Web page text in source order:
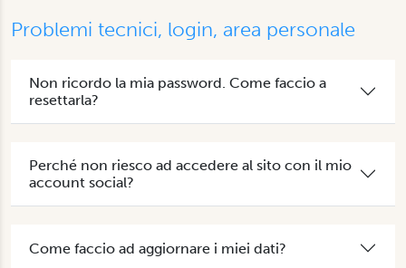
Problemi tecnici, login, area personale
Non ricordo la mia password. Come faccio a
resettarla?
Perché non riesco ad accedere al sito con il mio
account social?
Come faccio ad aggiornare i miei dati?